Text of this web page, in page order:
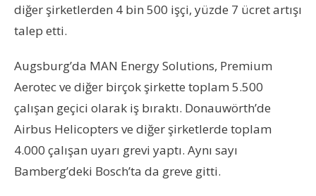
diğer şirketlerden 4 bin 500 işçi, yüzde 7 ücret artışı
talep etti.
Augsburg’da MAN Energy Solutions, Premium
Aerotec ve diğer birçok şirkette toplam 5.500
çalışan geçici olarak iş bıraktı. Donauwörth’de
Airbus Helicopters ve diğer şirketlerde toplam
4.000 çalışan uyarı grevi yaptı. Aynı sayı
Bamberg’deki Bosch’ta da greve gitti.